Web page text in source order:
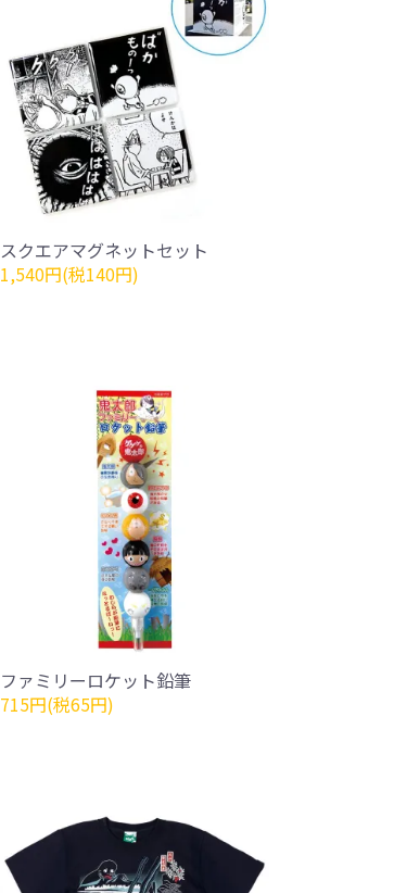
スクエアマグネットセット
1,540円(税140円)
ファミリーロケット鉛筆
715円(税65円)